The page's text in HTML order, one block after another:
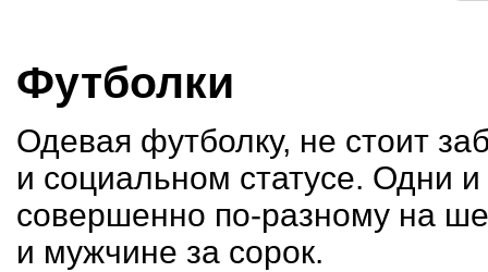
Футболки
Одевая футболку, не стоит
и социальном статусе. Одни
совершенно по-разному на
и мужчине за сорок.